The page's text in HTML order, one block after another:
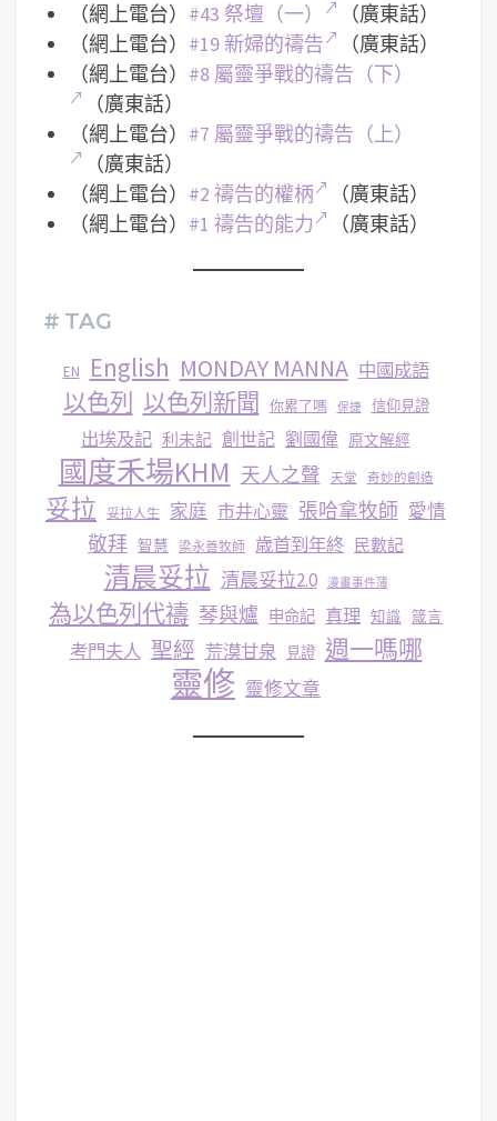
（網上電台） #43 祭壇（一）
（廣東話）
（網上電台） #19 新婦的禱告
（廣東話）
（網上電台） #8 屬靈爭戰的禱告（下）
（廣東話）
（網上電台） #7 屬靈爭戰的禱告（上）
（廣東話）
（網上電台） #2 禱告的權柄
（廣東話）
（網上電台） #1 禱告的能力 （廣東話）
# TAG
EN English MONDAY MANNA 中國成語
以色列 以色列新聞 你累了嗎 保捷 信仰見證
出埃及記 利未記 創世記 劉國偉 原文解經
國度禾場KHM 天人之聲 天堂 奇妙的創造
妥拉 妥拉人生 家庭 市井心靈 張哈拿牧師 愛情
敬拜 智慧 梁永善牧師 歳首到年終 民數記
清晨妥拉 清晨妥拉2.0 漫畫事件簿
為以色列代禱 琴與爐 申命記 真理 知識 箴言
考門夫人 聖經 荒漠甘泉 見證 週一嗎哪
靈修 靈修文章